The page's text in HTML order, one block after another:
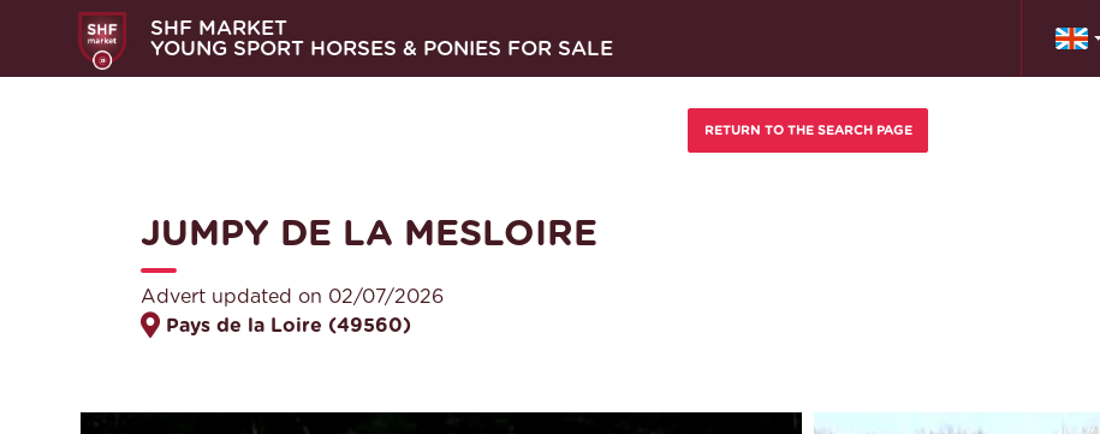
SHF MARKET
YOUNG SPORT HORSES & PONIES FOR SALE
JUMPY DE LA MESLOIRE
Advert updated on 02/07/2026
Pays de la Loire (49560)